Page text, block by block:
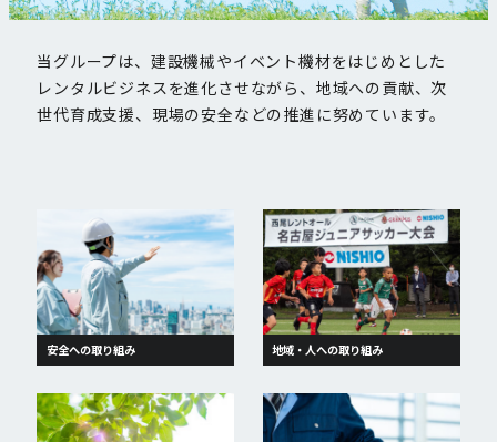
当グループは、建設機械やイベント機材をはじめとした
レンタルビジネスを進化させながら、地域への貢献、次
世代育成支援、現場の安全などの推進に努めています。
安全への取り組み 地域・人への取り組み